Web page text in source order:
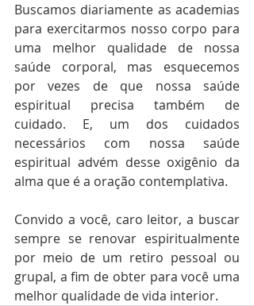
Buscamos diariamente as academias
para exercitarmos nosso corpo para
uma melhor qualidade de nossa
saúde corporal, mas esquecemos
por vezes de que nossa saúde
espiritual precisa também de
cuidado. E, um dos cuidados
necessários com nossa saúde
espiritual advém desse oxigênio da
alma que é a oração contemplativa.
Convido a você, caro leitor, a buscar
sempre se renovar espiritualmente
por meio de um retiro pessoal ou
grupal, a fim de obter para você uma
melhor qualidade de vida interior.